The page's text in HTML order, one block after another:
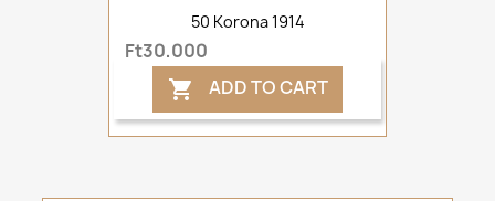
50 Korona 1914
Ft30,000
 ADD TO CART